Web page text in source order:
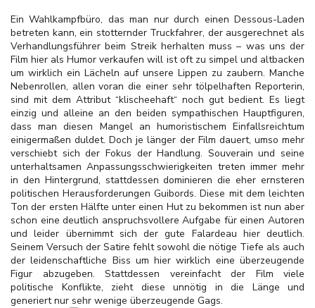
Ein Wahlkampfbüro, das man nur durch einen Dessous-Laden
betreten kann, ein stotternder Truckfahrer, der ausgerechnet als
Verhandlungsführer beim Streik herhalten muss – was uns der
Film hier als Humor verkaufen will ist oft zu simpel und altbacken
um wirklich ein Lächeln auf unsere Lippen zu zaubern. Manche
Nebenrollen, allen voran die einer sehr tölpelhaften Reporterin,
sind mit dem Attribut “klischeehaft“ noch gut bedient. Es liegt
einzig und alleine an den beiden sympathischen Hauptfiguren,
dass man diesen Mangel an humoristischem Einfallsreichtum
einigermaßen duldet. Doch je länger der Film dauert, umso mehr
verschiebt sich der Fokus der Handlung. Souverain und seine
unterhaltsamen Anpassungsschwierigkeiten treten immer mehr
in den Hintergrund, stattdessen dominieren die eher ernsteren
politischen Herausforderungen Guibords. Diese mit dem leichten
Ton der ersten Hälfte unter einen Hut zu bekommen ist nun aber
schon eine deutlich anspruchsvollere Aufgabe für einen Autoren
und leider übernimmt sich der gute Falardeau hier deutlich.
Seinem Versuch der Satire fehlt sowohl die nötige Tiefe als auch
der leidenschaftliche Biss um hier wirklich eine überzeugende
Figur abzugeben. Stattdessen vereinfacht der Film viele
politische Konflikte, zieht diese unnötig in die Länge und
generiert nur sehr wenige überzeugende Gags.